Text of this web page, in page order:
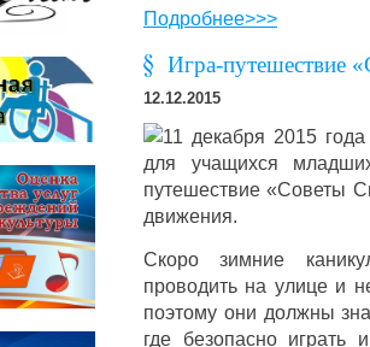
Подробнее>>>
Игра-путешествие
12.12.2015
11 декабря 2015
для учащихся
путешествие «Советы
движения.
Скоро зимние
проводить на улице и
поэтому они должны
где безопасно играть